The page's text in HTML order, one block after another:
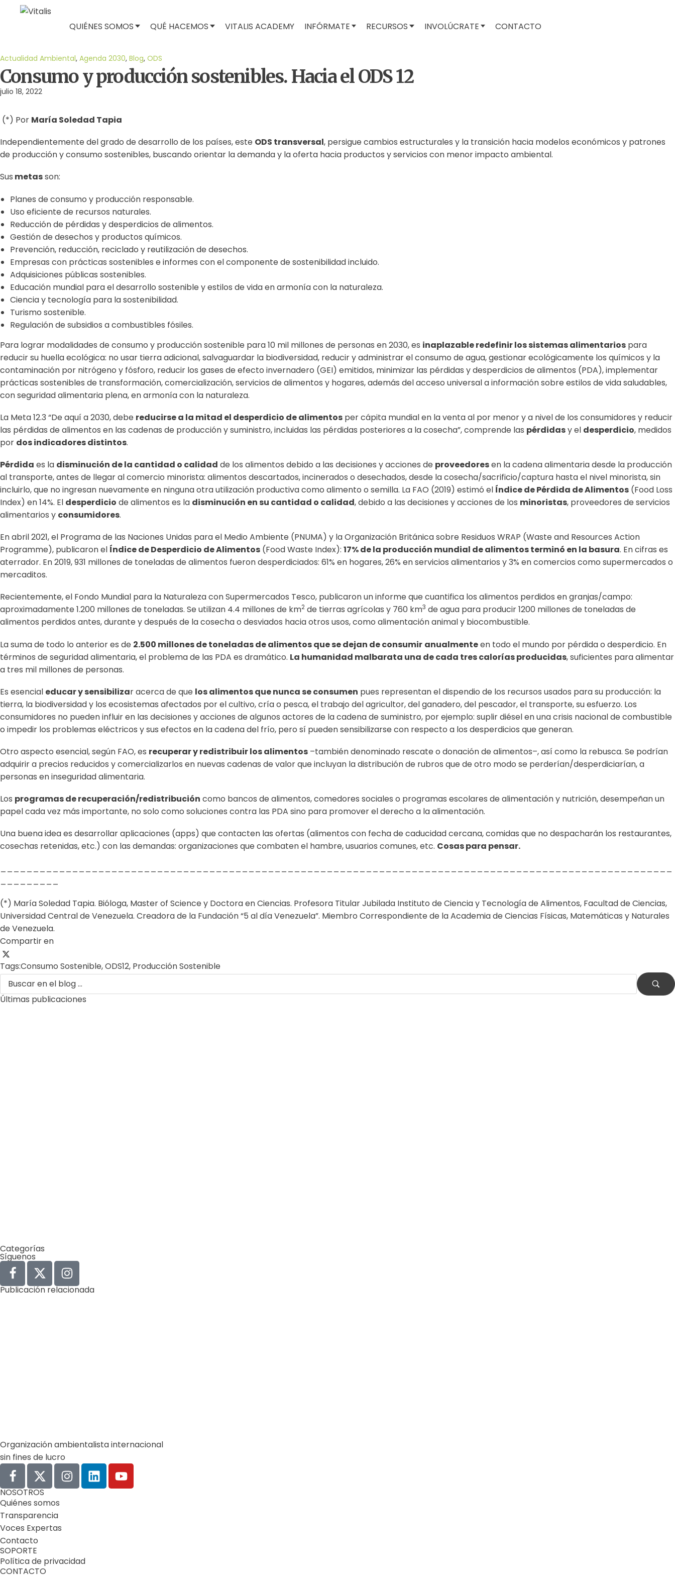
QUIÉNES SOMOS QUÉ HACEMOS VITALIS ACADEMY INFÓRMATE RECURSOS INVOLÚCRATE CONTACTO
Actualidad Ambiental, Agenda 2030, Blog, ODS
Consumo y producción sostenibles. Hacia el ODS 12
julio 18, 2022
(*) Por María Soledad Tapia
Independientemente del grado de desarrollo de los países, este ODS transversal, persigue cambios estructurales y la transición hacia modelos económicos y patrones
de producción y consumo sostenibles, buscando orientar la demanda y la oferta hacia productos y servicios con menor impacto ambiental.
Sus metasson:
Planes de consumo y producción responsable.
Uso eficiente de recursos naturales.
Reducción de pérdidas y desperdicios de alimentos.
Gestión de desechos y productos químicos.
Prevención, reducción, reciclado y reutilización de desechos.
Empresas con prácticas sostenibles e informes con el componente de sostenibilidad incluido.
Adquisiciones públicas sostenibles.
Educación mundial para el desarrollo sostenible y estilos de vida en armonía con la naturaleza.
Ciencia y tecnología para la sostenibilidad.
Turismo sostenible.
Regulación de subsidios a combustibles fósiles.
Para lograr modalidades de consumo y producción sostenible para 10 mil millones de personas en 2030, es inaplazable redefinir los sistemas alimentarios para
reducir su huella ecológica: no usar tierra adicional, salvaguardar la biodiversidad, reducir y administrar el consumo de agua, gestionar ecológicamente los químicos y la
contaminación por nitrógeno y fósforo, reducir los gases de efecto invernadero (GEI) emitidos, minimizar las pérdidas y desperdicios de alimentos (PDA), implementar
prácticas sostenibles de transformación, comercialización, servicios de alimentos y hogares, además del acceso universal a información sobre estilos de vida saludables,
con seguridad alimentaria plena, en armonía con la naturaleza.
La Meta 12.3 “De aquí a 2030, debe reducirse a la mitad el desperdicio de alimentos per cápita mundial en la venta al por menor y a nivel de los consumidores y reducir
las pérdidas de alimentos en las cadenas de producción y suministro, incluidas las pérdidas posteriores a la cosecha”, comprende las pérdidasy el desperdicio, medidos
por dos indicadores distintos.
Pérdida es la disminución de la cantidad o calidad de los alimentos debido a las decisiones y acciones de proveedoresen la cadena alimentaria desde la producción
al transporte, antes de llegar al comercio minorista: alimentos descartados, incinerados o desechados, desde la cosecha/sacrificio/captura hasta el nivel minorista, sin
incluirlo, que no ingresan nuevamente en ninguna otra utilización productiva como alimento o semilla. La FAO (2019) estimó el Índice de Pérdida de Alimentos (Food Loss
Index) en 14%. El desperdicio de alimentos es la disminución en su cantidad o calidad, debido a las decisiones y acciones de los minoristas, proveedores de servicios
alimentarios y consumidores.
En abril 2021, el Programa de las Naciones Unidas para el Medio Ambiente (PNUMA) y la Organización Británica sobre Residuos WRAP (Waste and Resources Action
Programme), publicaron el Índice de Desperdicio de Alimentos (Food Waste Index): 17% de la producción mundial de alimentos terminó en la basura. En cifras es
aterrador. En 2019, 931 millones de toneladas de alimentos fueron desperdiciados: 61% en hogares, 26% en servicios alimentarios y 3% en comercios como supermercados o
mercaditos.
Recientemente, el Fondo Mundial para la Naturaleza con Supermercados Tesco, publicaron un informe que cuantifica los alimentos perdidos en granjas/campo:
aproximadamente 1.200 millones de toneladas. Se utilizan 4.4 millones de km2 de tierras agrícolas y 760 km3 de agua para producir 1200 millones de toneladas de
alimentos perdidos antes, durante y después de la cosecha o desviados hacia otros usos, como alimentación animal y biocombustible.
La suma de todo lo anterior es de 2.500 millones de toneladas de alimentos que se dejan de consumir anualmenteen todo el mundo por pérdida o desperdicio. En
términos de seguridad alimentaria, el problema de las PDA es dramático. La humanidad malbarata una de cada tres calorías producidas, suficientes para alimentar
a tres mil millones de personas.
Es esencial educar y sensibilizar acerca de que los alimentos que nunca se consumen pues representan el dispendio de los recursos usados para su producción: la
tierra, la biodiversidad y los ecosistemas afectados por el cultivo, cría o pesca, el trabajo del agricultor, del ganadero, del pescador, el transporte, su esfuerzo. Los
consumidores no pueden influir en las decisiones y acciones de algunos actores de la cadena de suministro, por ejemplo: suplir diésel en una crisis nacional de combustible
o impedir los problemas eléctricos y sus efectos en la cadena del frío, pero sí pueden sensibilizarse con respecto a los desperdicios que generan.
Otro aspecto esencial, según FAO, es recuperar y redistribuir los alimentos –también denominado rescate o donación de alimentos–, así como la rebusca. Se podrían
adquirir a precios reducidos y comercializarlos en nuevas cadenas de valor que incluyan la distribución de rubros que de otro modo se perderían/desperdiciarían, a
personas en inseguridad alimentaria.
Los programas de recuperación/redistribución como bancos de alimentos, comedores sociales o programas escolares de alimentación y nutrición, desempeñan un
papel cada vez más importante, no solo como soluciones contra las PDA sino para promover el derecho a la alimentación.
Una buena idea es desarrollar aplicaciones (apps) que contacten las ofertas (alimentos con fecha de caducidad cercana, comidas que no despacharán los restaurantes,
cosechas retenidas, etc.) con las demandas: organizaciones que combaten el hambre, usuarios comunes, etc. Cosas para pensar.
(*) María Soledad Tapia. Bióloga, Master of Science y Doctora en Ciencias. Profesora Titular Jubilada Instituto de Ciencia y Tecnología de Alimentos, Facultad de Ciencias,
Universidad Central de Venezuela. Creadora de la Fundación “5 al día Venezuela”. Miembro Correspondiente de la Academia de Ciencias Físicas, Matemáticas y Naturales
de Venezuela.
Compartir en
Tags:Consumo Sostenible,ODS12, Producción Sostenible
Últimas publicaciones
Categorías
Síguenos
Publicación relacionada
Organización ambientalista internacional
sin fines de lucro
NOSOTROS
Quiénes somos
Transparencia
Voces Expertas
Contacto
SOPORTE
Política de privacidad
CONTACTO